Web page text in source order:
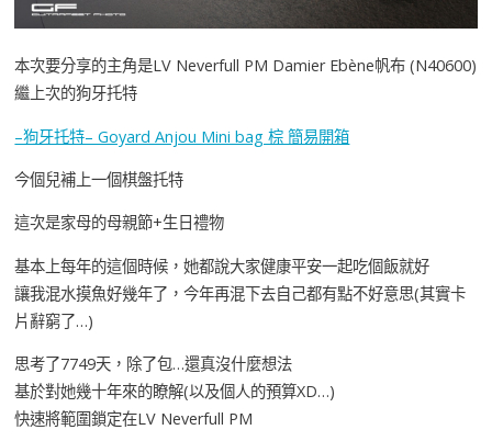
本次要分享的主角是LV Neverfull PM Damier Ebène帆布 (N40600)
繼上次的狗牙托特
–狗牙托特– Goyard Anjou Mini bag 棕 簡易開箱
今個兒補上一個棋盤托特
這次是家母的母親節+生日禮物
基本上每年的這個時候，她都說大家健康平安一起吃個飯就好
讓我混水摸魚好幾年了，今年再混下去自己都有點不好意思(其實卡
片辭窮了…)
思考了7749天，除了包…還真沒什麼想法
基於對她幾十年來的瞭解(以及個人的預算XD…)
快速將範圍鎖定在LV Neverfull PM